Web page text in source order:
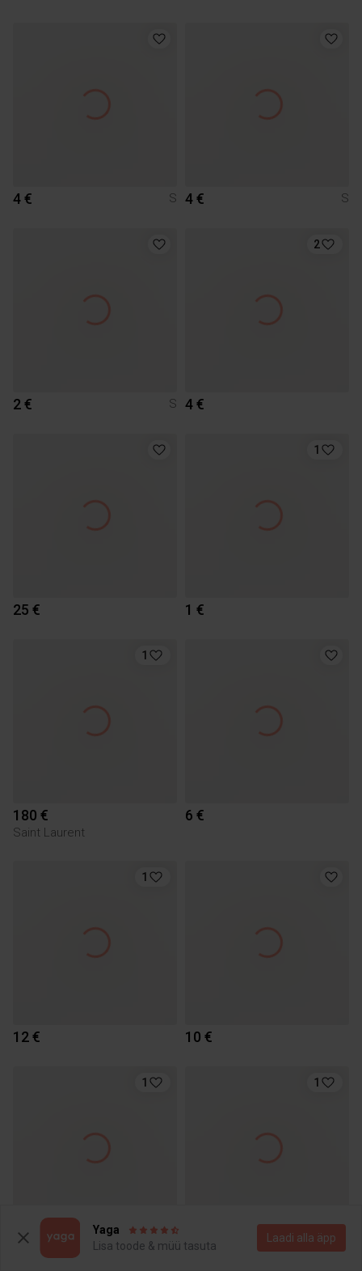
4 € S 4 € S
2 € S
2
4 €
25 €
1
1 €
1
180 €
Saint Laurent
6 €
1
12 € 10 €
1
1 €
Stradivarius
1
12 €
Yaga
Lisa toode & müü tasuta
Laadi alla äpp